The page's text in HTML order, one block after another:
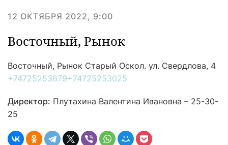
12 ОКТЯБРЯ 2022, 9:00
Восточный, Рынок
Восточный, Рынок Старый Оскол. ул. Свердлова, 4
+74725253679+74725253025
Директор: Плутахина Валентина Ивановна – 25-30-
25